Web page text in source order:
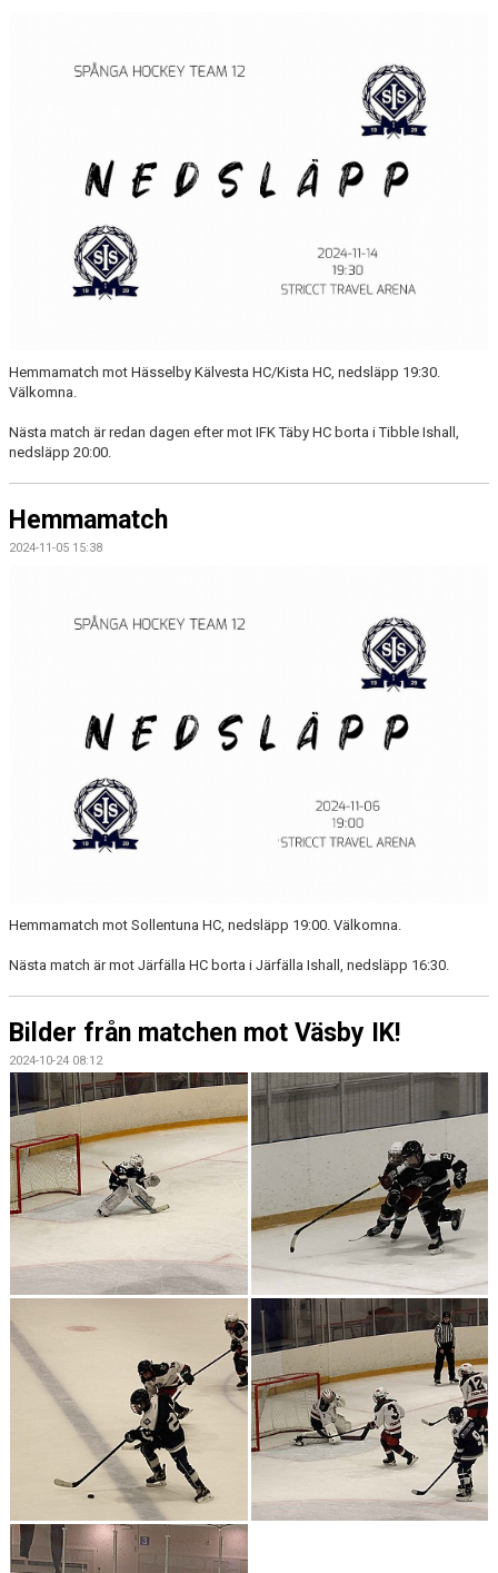
Hemmamatch mot Hässelby Kälvesta HC/Kista HC, nedsläpp 19:30.
Välkomna.
Nästa match är redan dagen efter mot IFK Täby HC borta i Tibble Ishall,
nedsläpp 20:00.
Hemmamatch
2024-11-05 15:38
Hemmamatch mot Sollentuna HC, nedsläpp 19:00. Välkomna.
Nästa match är mot Järfälla HC borta i Järfälla Ishall, nedsläpp 16:30.
Bilder från matchen mot Väsby IK!
2024-10-24 08:12